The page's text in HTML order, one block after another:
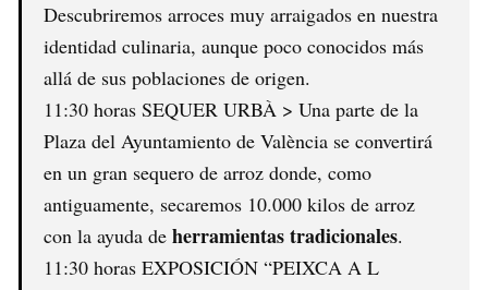
Descubriremos arroces muy arraigados en nuestra
identidad culinaria, aunque poco conocidos más
allá de sus poblaciones de origen.
11:30 horas SEQUER URBÀ > Una parte de la
Plaza del Ayuntamiento de València se convertirá
en un gran sequero de arroz donde, como
antiguamente, secaremos 10.000 kilos de arroz
con la ayuda de herramientas tradicionales.
11:30 horas EXPOSICIÓN “PEIXCA A L